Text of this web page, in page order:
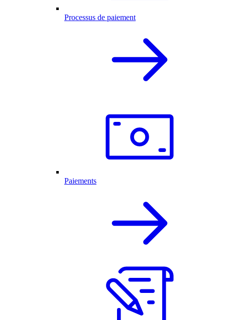
Processus de paiement
Paiements